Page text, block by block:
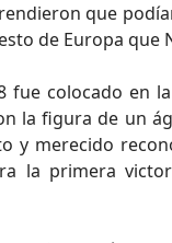
que
de Europa que
fue colocado en
la figura de un
y merecido
la primera